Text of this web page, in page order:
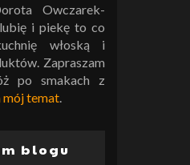
Owczarek-
i piekę to co
włoską i
Zapraszam
po smakach z
mój temat.
blogu